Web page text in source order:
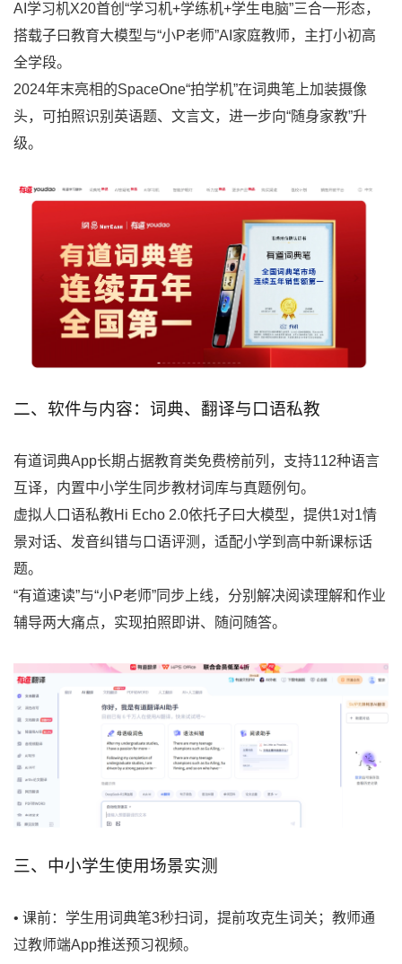
AI学习机X20首创“学习机+学练机+学生电脑”三合一形态，
搭载子曰教育大模型与“小P老师”AI家庭教师，主打小初高
全学段。
2024年末亮相的SpaceOne“拍学机”在词典笔上加装摄像
头，可拍照识别英语题、文言文，进一步向“随身家教”升
级。
二、软件与内容：词典、翻译与口语私教
有道词典App长期占据教育类免费榜前列，支持112种语言
互译，内置中小学生同步教材词库与真题例句。
虚拟人口语私教Hi Echo 2.0依托子曰大模型，提供1对1情
景对话、发音纠错与口语评测，适配小学到高中新课标话
题。
“有道速读”与“小P老师”同步上线，分别解决阅读理解和作业
辅导两大痛点，实现拍照即讲、随问随答。
三、中小学生使用场景实测
• 课前：学生用词典笔3秒扫词，提前攻克生词关；教师通
过教师端App推送预习视频。